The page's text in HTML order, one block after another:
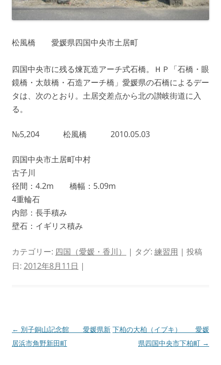
松風橋 愛媛県四国中央市土居町
四国中央市に残る煉瓦造アーチ式石橋。ＨＰ「石橋・眼
鏡橋・太鼓橋・石造アーチ橋」愛媛県の石橋によるデー
タは、次のとおり。土居交差点から北の讃岐街道に入
る。
№5,204 松風橋 2010.05.03
四国中央市土居町中村
古子川
径間：4.2m 橋幅：5.09m
4重輪石
内部：長手積み
壁石：イギリス積み
カテゴリー: 四国（愛媛・香川） | タグ: 練習用 | 投稿
日: 2012年8月11日 |
投
稿
← 別子銅山記念館 愛媛県新
居浜市角野新田町
下柏の大柏（イブキ） 愛媛
県四国中央市下柏町 →